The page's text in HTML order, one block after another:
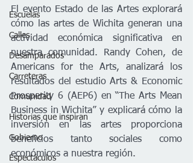
Escuelas
Calles
Desamparados
Carreteras
Comunidad
Historias que inspiran
Gobierno
Espectáculos
El evento Estado de las Artes explorará
cómo las artes de Wichita generan una
actividad económica significativa en
nuestra comunidad. Randy Cohen, de
Americans for the Arts, analizará los
resultados del estudio Arts & Economic
Prosperity 6 (AEP6) en “The Arts Mean
Business in Wichita” y explicará cómo la
inversión en las artes proporciona
beneficios tanto sociales como
económicos a nuestra región.